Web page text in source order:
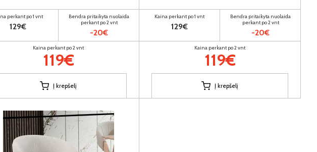
perkant po 1 vnt
129€
Bendra pritaikyta nuolaida
perkant po 2 vnt
-20€
Kaina perkant po 2 vnt
119€
Į krepšelį
Kaina perkant po 1 vnt
129€
Bendra pritaikyta nuolaida
perkant po 2 vnt
-20€
Kaina perkant po 2 vnt
119€
Į krepšelį